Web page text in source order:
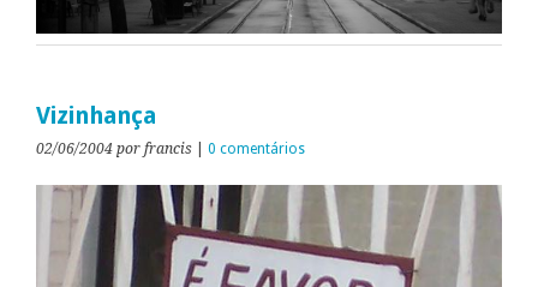
Vizinhança
02/06/2004 por francis 0 comentários